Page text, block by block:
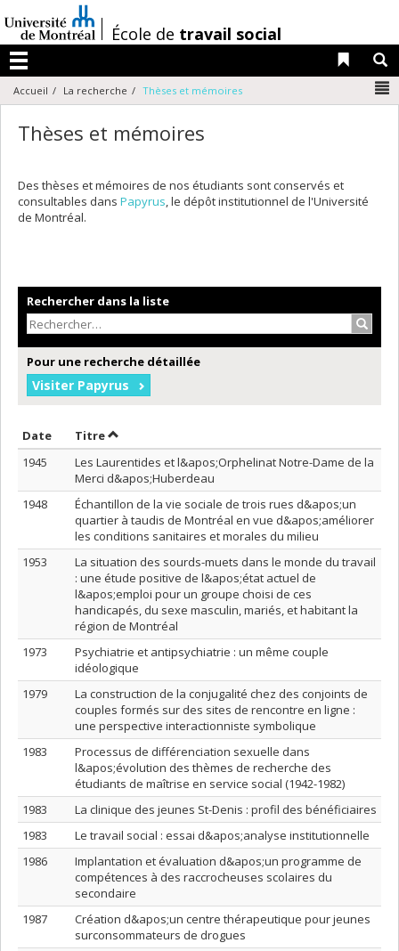
au
contenu
/École de travail social
Menu
Liens
Accueil La recherche Thèses et mémoires
Thèses et mémoires
Des thèses et mémoires de nos étudiants sont conservés et
consultables dans Papyrus, le dépôt institutionnel de l'Université
de Montréal.
Rechercher dans la liste
Pour une recherche détaillée
Visiter Papyrus
Date Trier par date en ordre décroissant
TitreTrier par titre en ordre décroissant
1945
Les Laurentides et l&apos;Orphelinat Notre-Dame de la
Merci d&apos;Huberdeau
1948
Échantillon de la vie sociale de trois rues d&apos;un
quartier à taudis de Montréal en vue d&apos;améliorer
les conditions sanitaires et morales du milieu
1953
La situation des sourds-muets dans le monde du travail
: une étude positive de l&apos;état actuel de
l&apos;emploi pour un groupe choisi de ces
handicapés, du sexe masculin, mariés, et habitant la
région de Montréal
1973
Psychiatrie et antipsychiatrie : un même couple
idéologique
1979
La construction de la conjugalité chez des conjoints de
couples formés sur des sites de rencontre en ligne :
une perspective interactionniste symbolique
1983
Processus de différenciation sexuelle dans
l&apos;évolution des thèmes de recherche des
étudiants de maîtrise en service social (1942-1982)
1983
La clinique des jeunes St-Denis : profil des bénéficiaires
1983
Le travail social : essai d&apos;analyse institutionnelle
1986
Implantation et évaluation d&apos;un programme de
compétences à des raccrocheuses scolaires du
secondaire
1987
Création d&apos;un centre thérapeutique pour jeunes
surconsommateurs de drogues